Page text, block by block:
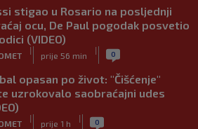
stigao u Rosario na posljednji
ocu, De Paul pogodak posvetio
(VIDEO)
|
prije 56 min
| 0
opasan po život: "Čišćenje"
uzrokovalo saobraćajni udes
|
prije 1 h
| 0